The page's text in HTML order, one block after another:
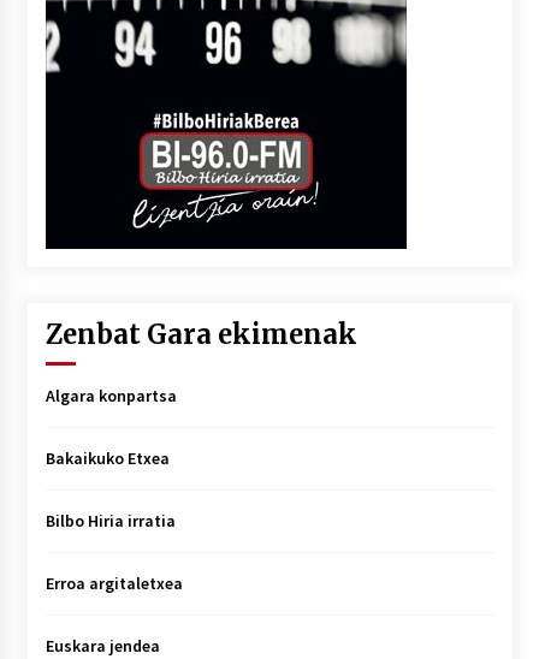
Zenbat Gara ekimenak
Algara konpartsa
Bakaikuko Etxea
Bilbo Hiria irratia
Erroa argitaletxea
Euskara jendea